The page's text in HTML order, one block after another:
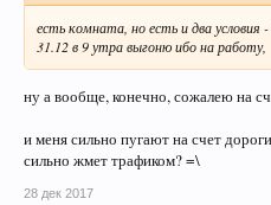
есть комната, но есть и два условия
31.12 в 9 утра выгоню ибо на работу,
ну а вообще, конечно, сожалею на
и меня сильно пугают на счет
сильно жмет трафиком? =\
28 дек 2017